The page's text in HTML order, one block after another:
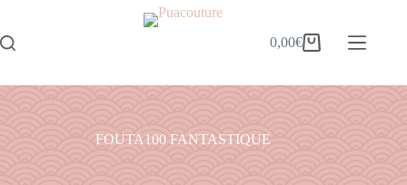
0,00€
FOUTA100 FANTASTIQUE